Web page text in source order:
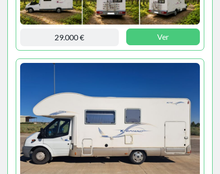
29.000 € Ver